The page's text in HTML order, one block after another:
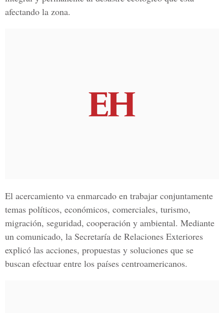
afectando la zona.
El acercamiento va enmarcado en trabajar conjuntamente
temas políticos, económicos, comerciales, turismo,
migración, seguridad, cooperación y ambiental. Mediante
un comunicado, la Secretaría de Relaciones Exteriores
explicó las acciones, propuestas y soluciones que se
buscan efectuar entre los países centroamericanos.